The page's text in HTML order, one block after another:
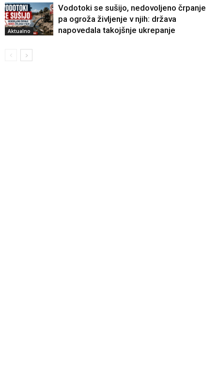
Aktualno
Vodotoki se sušijo, nedovoljeno črpanje
pa ogroža življenje v njih: država
napovedala takojšnje ukrepanje